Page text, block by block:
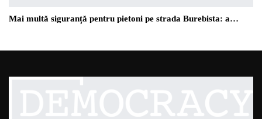
Mai multă siguranță pentru pietoni pe strada Burebista: a…